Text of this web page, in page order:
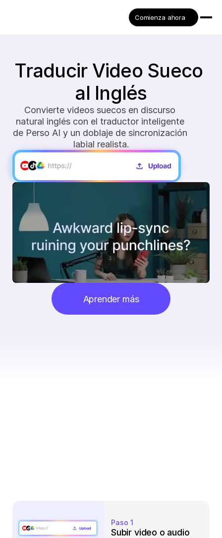
Comienza ahora
Traducir Video Sueco
al Inglés
Convierte videos suecos en discurso
natural inglés con el traductor inteligente
de Perso AI y un doblaje de sincronización
labial realista.
Aprender más
Paso 1
Subir video o audio